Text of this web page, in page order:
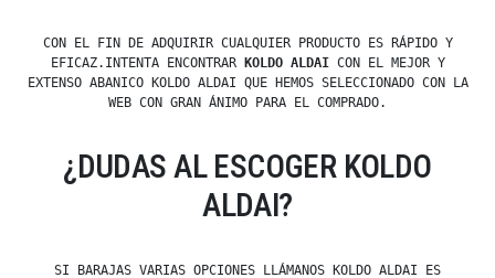
CON EL FIN DE ADQUIRIR CUALQUIER PRODUCTO ES RÁPIDO Y
EFICAZ.INTENTA ENCONTRAR
KOLDO ALDAICON EL MEJOR Y
EXTENSO ABANICO KOLDO ALDAI QUE HEMOS SELECCIONADO CON LA
WEB CON GRAN ÁNIMO PARA EL COMPRADO.
¿DUDAS AL ESCOGER KOLDO
ALDAI?
SI BARAJAS VARIAS OPCIONES LLÁMANOS KOLDO ALDAI ES